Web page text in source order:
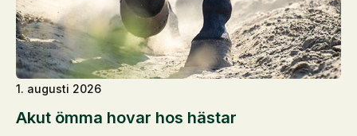
Akut ömma hovar hos hästar
1. augusti 2026